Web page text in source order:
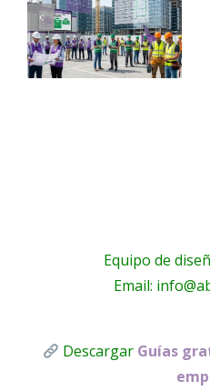
anterior
contrato
Equipo de
Email:
Descargar Guías